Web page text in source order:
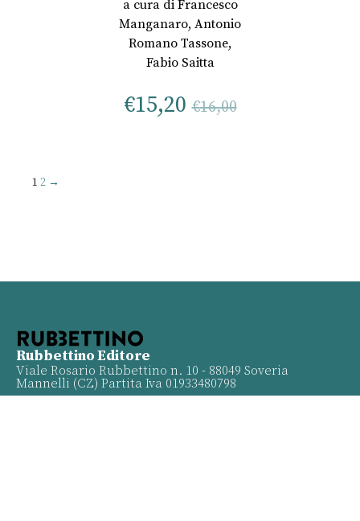
a cura di Francesco
Manganaro, Antonio
Romano Tassone,
Fabio Saitta
€15,20 €16,00
1 2 →
Rubbettino Editore
Viale Rosario Rubbettino n. 10 - 88049 Soveria
Mannelli (CZ) Partita Iva 01933480798